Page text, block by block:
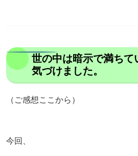
世の中は暗示で満ちて
気づけました。
（ご感想ここから）
今回、